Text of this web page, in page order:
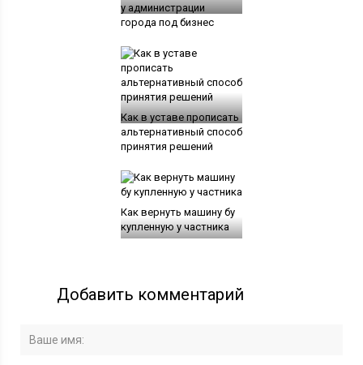
у администрации
города под бизнес
Как в уставе прописать
альтернативный способ
принятия решений
Как вернуть машину бу
купленную у частника
Добавить комментарий